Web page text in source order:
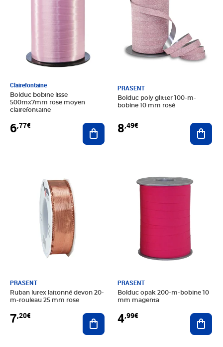
Clairefontaine
Bolduc bobine lisse
500mx7mm rose moyen
clairefontaine
6,77€ Ajouter au panier
PRASENT
Bolduc poly glitter 100-m-
bobine 10 mm rosé
8,49€
PRASENT
Ruban lurex laitonné devon 20-
m-rouleau 25 mm rose
7,20€ Ajouter au panier
PRASENT
Bolduc opak 200-m-bobine 10
mm magenta
4,99€
Prix 4,99€